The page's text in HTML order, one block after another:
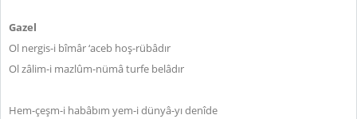
Gazel
Ol nergis-i bîmâr ‘aceb hoş-rübâdır
Ol zâlim-i mazlûm-nümâ turfe belâdır
Hem-çeşm-i habâbım yem-i dünyâ-yı denîde